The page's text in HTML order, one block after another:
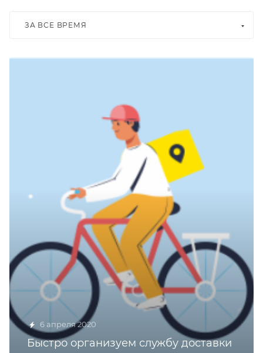
ЗА ВСЕ ВРЕМЯ
6 апреля 2020
Быстро организуем службу доставки